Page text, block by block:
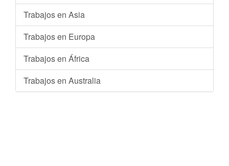
Trabajos en Asia
Trabajos en Europa
Trabajos en África
Trabajos en Australia